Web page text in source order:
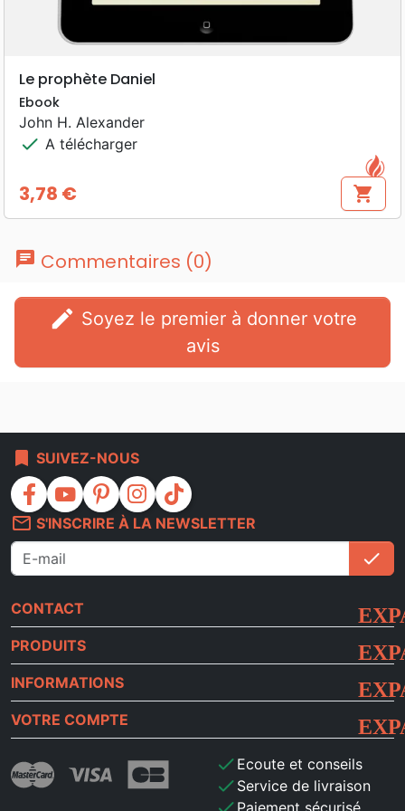
Le prophète Daniel
Ebook
John H. Alexander
check A télécharger
Prix
3,78 € shopping_cart
chat Commentaires (0)
edit
avis
bookmark SUIVEZ-NOUS
facebook youtube pinterest instagram
tiktok
mail_outline S'INSCRIRE À LA NEWSLETTER
check
CONTACT
PRODUITS
INFORMATIONS
VOTRE COMPTE
check Ecoute et conseils
check Service de livraison